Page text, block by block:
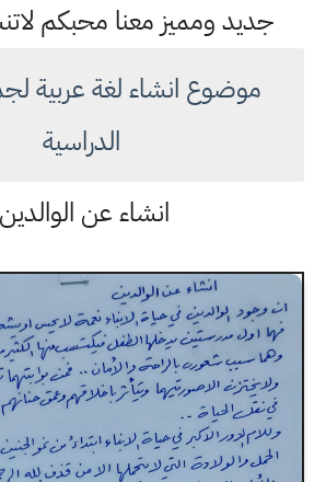
جديد ومميز معنا محبكم
موضوع انشاء لغة عربية
الدراسية
انشاء عن الوالدين